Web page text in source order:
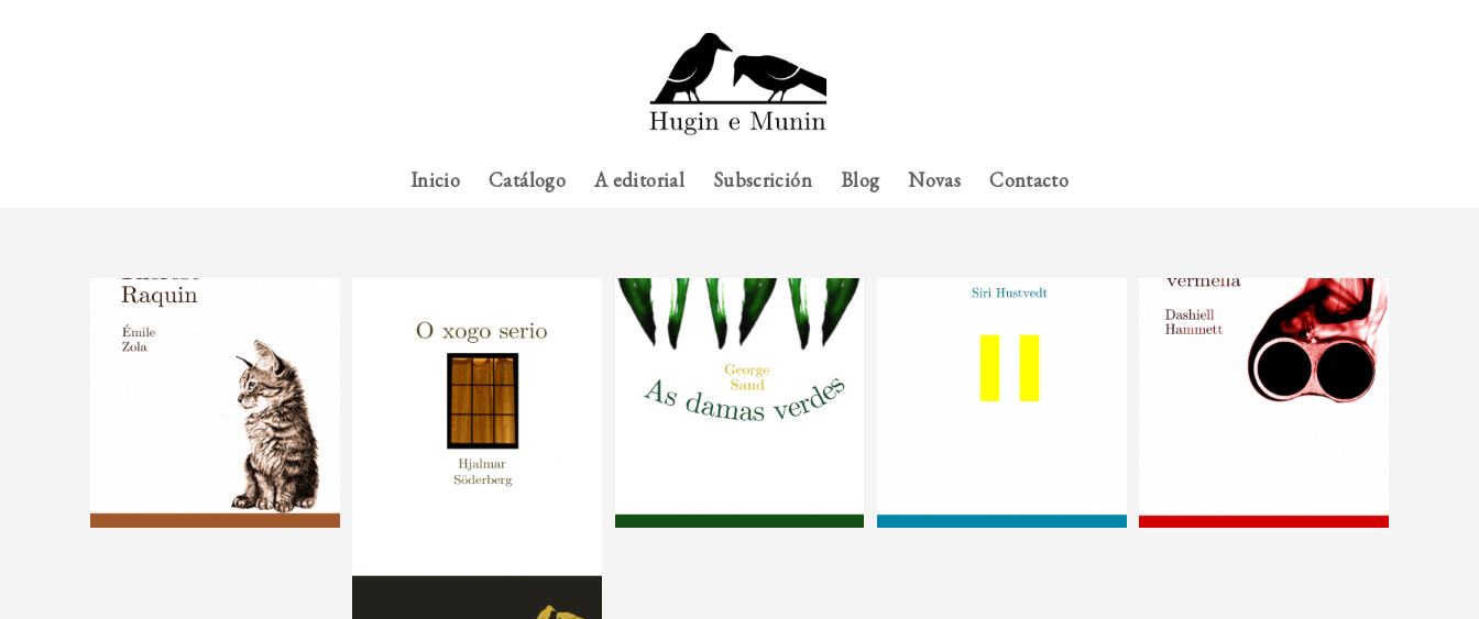
Inicio Catálogo A editorial Subscrición Blog Novas Contacto